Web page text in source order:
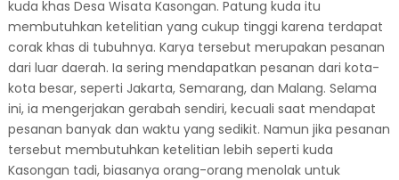
kuda khas Desa Wisata Kasongan. Patung kuda itu
membutuhkan ketelitian yang cukup tinggi karena terdapat
corak khas di tubuhnya. Karya tersebut merupakan pesanan
dari luar daerah. Ia sering mendapatkan pesanan dari kota-
kota besar, seperti Jakarta, Semarang, dan Malang. Selama
ini, ia mengerjakan gerabah sendiri, kecuali saat mendapat
pesanan banyak dan waktu yang sedikit. Namun jika pesanan
tersebut membutuhkan ketelitian lebih seperti kuda
Kasongan tadi, biasanya orang-orang menolak untuk